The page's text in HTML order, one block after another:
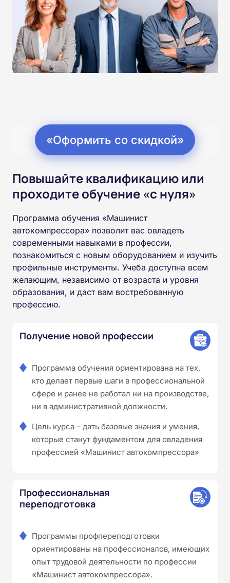
«Оформить со скидкой»
Повышайте квалификацию или
проходите обучение «с нуля»
Программа обучения «Машинист
автокомпрессора» позволит вас овладеть
современными навыками в профессии,
познакомиться с новым оборудованием и изучить
профильные инструменты. Учеба доступна всем
желающим, независимо от возраста и уровня
образования, и даст вам востребованную
профессию.
Получение новой профессии
Программа обучения ориентирована на тех,
кто делает первые шаги в профессиональной
сфере и ранее не работал ни на производстве,
ни в административной должности.
Цель курса – дать базовые знания и умения,
которые станут фундаментом для овладения
профессией «Машинист автокомпрессора»
Профессиональная
переподготовка
Программы профпереподготовки
ориентированы на профессионалов, имеющих
опыт трудовой деятельности по профессии
«Машинист автокомпрессора».